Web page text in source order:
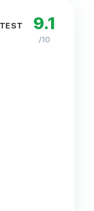
9.1
/10